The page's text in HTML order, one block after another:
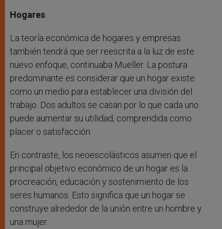
Hogares
La teoría económica de hogares y empresas
también tendrá que ser reescrita a la luz de este
nuevo enfoque, continuaba Mueller. La postura
predominante es considerar que un hogar existe
como un medio para establecer una división del
trabajo. Dos adultos se casan por lo que cada uno
puede aumentar su utilidad, comprendida como
placer o satisfacción.
En contraste, los neoescolásticos asumen que el
principal objetivo económico de un hogar es la
procreación, educación y sostenimiento de los
seres humanos. Esto significa que un hogar se
construye alrededor de la unión entre un hombre y
una mujer.